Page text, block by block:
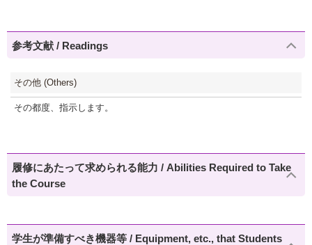
参考文献 / Readings
その他 (Others)
その都度、指示します。
履修にあたって求められる能力 / Abilities Required to Take
the Course
学生が準備すべき機器等 / Equipment, etc., that Students